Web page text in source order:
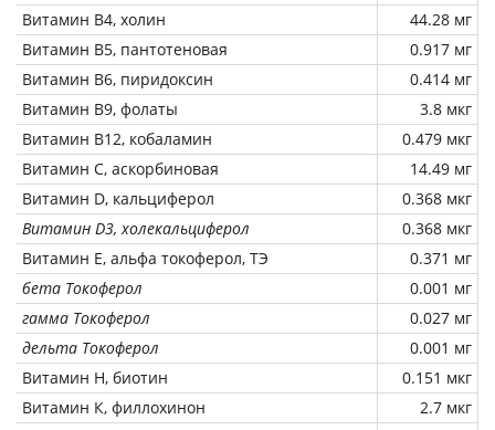
Витамин В4, холин
44.28 мг
Витамин В5, пантотеновая
0.917 мг
Витамин В6, пиридоксин
0.414 мг
Витамин В9, фолаты
3.8 мкг
Витамин В12, кобаламин
0.479 мкг
Витамин C, аскорбиновая
14.49 мг
Витамин D, кальциферол
0.368 мкг
Витамин D3, холекальциферол
0.368 мкг
Витамин Е, альфа токоферол, ТЭ
0.371 мг
бета Токоферол
0.001 мг
гамма Токоферол
0.027 мг
дельта Токоферол
0.001 мг
Витамин Н, биотин
0.151 мкг
Витамин К, филлохинон
2.7 мкг